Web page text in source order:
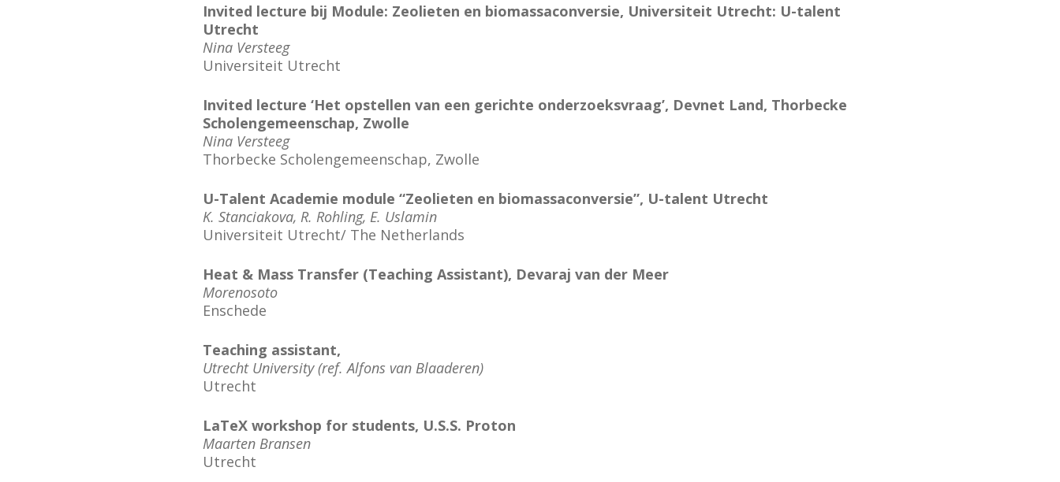
Invited lecture bij Module: Zeolieten en biomassaconversie, Universiteit Utrecht: U-talent
Utrecht
Nina Versteeg
Universiteit Utrecht
Invited lecture ‘Het opstellen van een gerichte onderzoeksvraag’, Devnet Land, Thorbecke
Scholengemeenschap, Zwolle
Nina Versteeg
Thorbecke Scholengemeenschap, Zwolle
U-Talent Academie module “Zeolieten en biomassaconversie”, U-talent Utrecht
K. Stanciakova, R. Rohling, E. Uslamin
Universiteit Utrecht/ The Netherlands
Heat & Mass Transfer (Teaching Assistant), Devaraj van der Meer
Morenosoto
Enschede
Teaching assistant,
Utrecht University (ref. Alfons van Blaaderen)
Utrecht
LaTeX workshop for students, U.S.S. Proton
Maarten Bransen
Utrecht